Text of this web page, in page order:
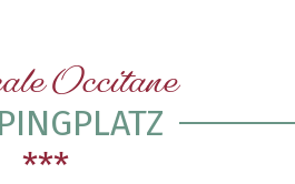
Occitane
***